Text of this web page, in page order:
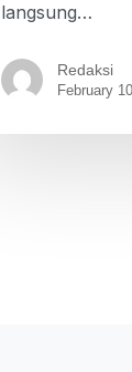
langsung…
Redaksi
February